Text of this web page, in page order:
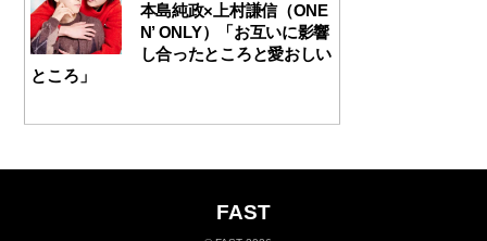
本島純政×上村謙信（ONE
N’ ONLY）「お互いに影響
し合ったところと愛おしい
ところ」
FAST